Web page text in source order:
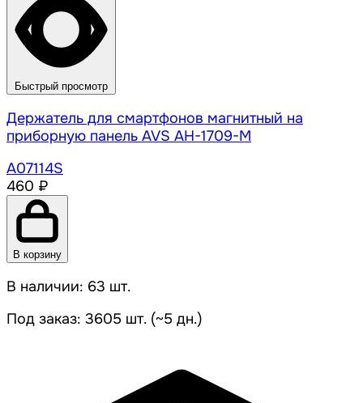
Быстрый просмотр
Держатель для смартфонов магнитный на
приборную панель AVS AH-1709-M
A07114S
460 ₽
В корзину
В наличии: 63 шт.
Под заказ: 3605 шт. (~5 дн.)